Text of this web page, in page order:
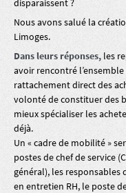
disparaissent ?
Nous avons salué la
Limoges.
Dans leurs réponses, les
avoir rencontré
rattachement direct des
volonté de constituer des
mieux spécialiser les
déjà.
Un « cadre de mobilité »
postes de chef de service
général), les
en entretien RH, le poste